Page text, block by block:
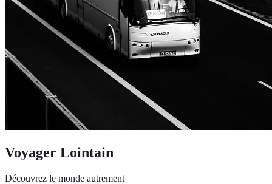
Voyager Lointain
Découvrez le monde autrement